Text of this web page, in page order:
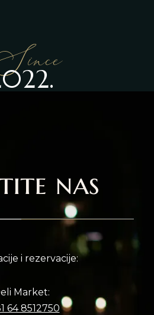
nas
i rezervacije:
Market:
64 8512750